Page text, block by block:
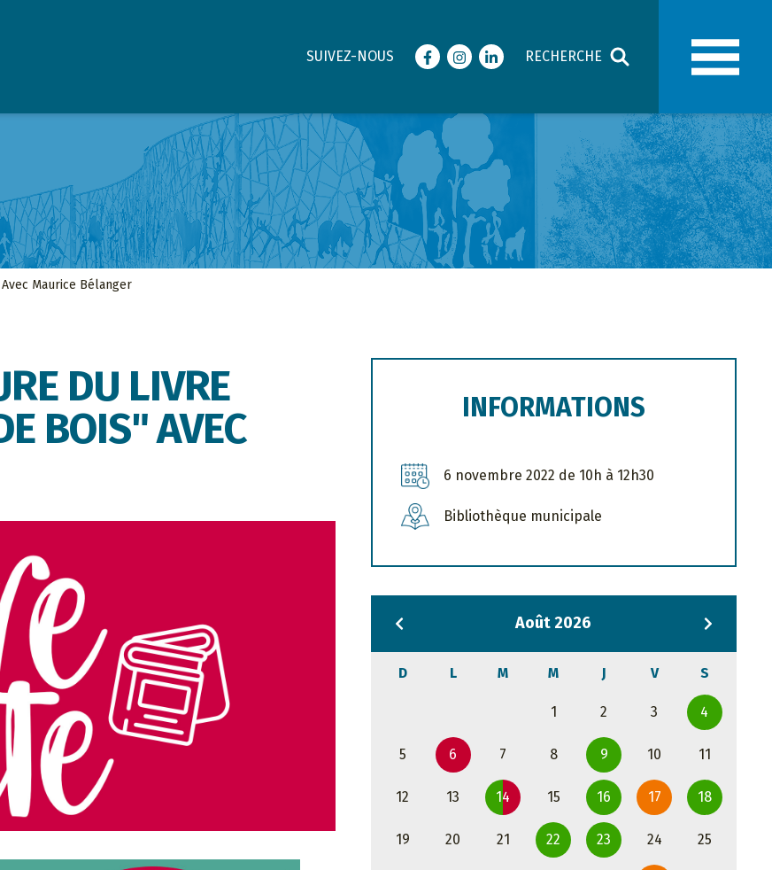
SUIVEZ-NOUS
FacebookInstagramLinkedInRECHERCHE
Maurice Bélanger
DU LIVRE
BOIS" AVEC
INFORMATIONS
6 novembre 2022 de 10h à 12h30
Bibliothèque municipale
Août 2026
D L M M J V S
1 2 3 4
5 6 7 8 9 10 11
12 13 14 15 16 17 18
19 20 21 22 23 24 25